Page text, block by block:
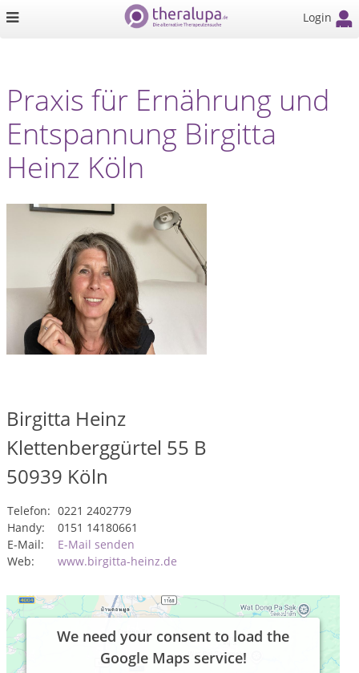
Login
Praxis für Ernährung und
Entspannung Birgitta
Heinz Köln
Birgitta Heinz
Klettenberggürtel 55 B
50939 Köln
Telefon: 0221 2402779
Handy:
0151 14180661
E-Mail:
E-Mail senden
Web:
www.birgitta-heinz.de
We need your consent to load the
Google Maps service!